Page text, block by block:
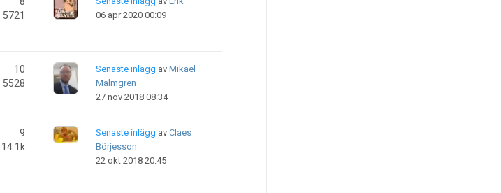
5721
06 apr 2020 00:09
10
5528
Senaste inlägg av Mikael
Malmgren
27 nov 2018 08:34
9
14.1k
Senaste inlägg av Claes
Börjesson
22 okt 2018 20:45